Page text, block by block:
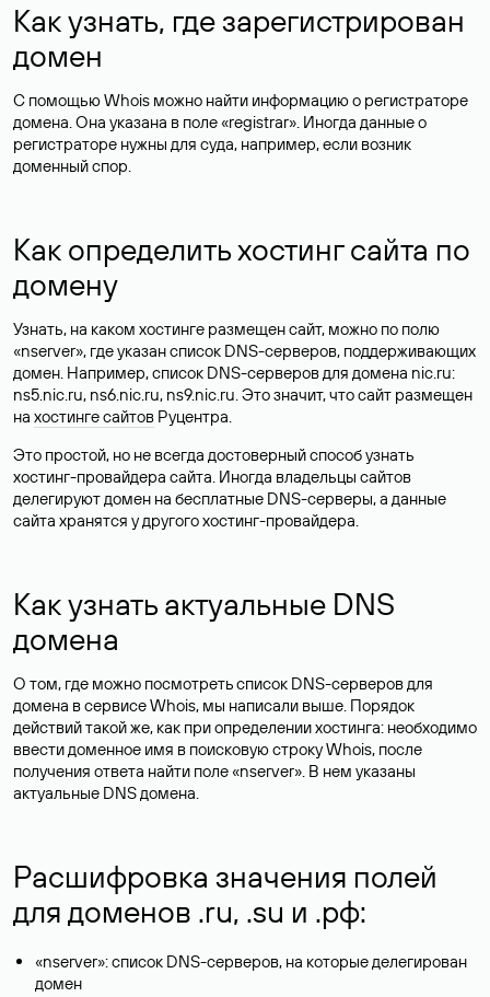
Как узнать, где зарегистрирован
домен
С помощью Whois можно найти информацию о регистраторе
домена. Она указана в поле «registrar». Иногда данные о
регистраторе нужны для суда, например, если возник
доменный спор.
Как определить хостинг сайта по
домену
Узнать, на каком хостинге размещен сайт, можно по полю
«nserver», где указан список DNS-серверов, поддерживающих
домен. Например, список DNS-серверов для домена nic.ru:
ns5.nic.ru, ns6.nic.ru, ns9.nic.ru. Это значит, что сайт размещен
на хостинге сайтов Руцентра.
Это простой, но не всегда достоверный способ узнать
хостинг-провайдера сайта. Иногда владельцы сайтов
делегируют домен на бесплатные DNS-серверы, а данные
сайта хранятся у другого хостинг-провайдера.
Как узнать актуальные DNS
домена
О том, где можно посмотреть список DNS-серверов для
домена в сервисе Whois, мы написали выше. Порядок
действий такой же, как при определении хостинга: необходимо
ввести доменное имя в поисковую строку Whois, после
получения ответа найти поле «nserver». В нем указаны
актуальные DNS домена.
Расшифровка значения полей
для доменов .ru, .su и .рф:
«nserver»: список DNS-серверов, на которые делегирован
домен